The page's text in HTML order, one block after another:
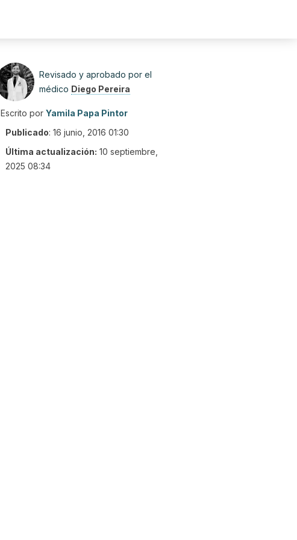
Revisado y aprobado por el
médico Diego Pereira
Escrito por Yamila Papa Pintor
Publicado: 16 junio, 2016 01:30
Última actualización: 10 septiembre,
2025 08:34